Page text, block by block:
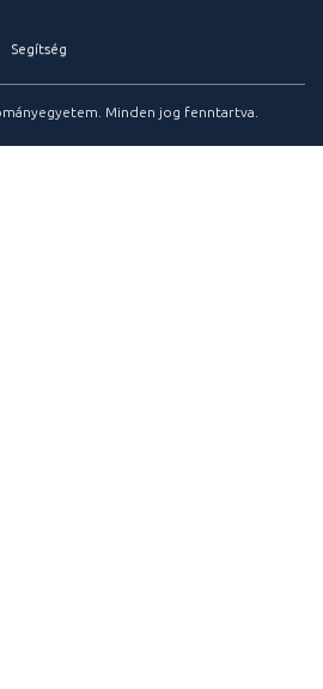
Segítség
Minden jog fenntartva.